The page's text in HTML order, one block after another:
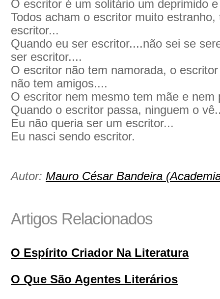
O escritor é um solitário um deprimido
Todos acham o escritor muito
escritor...
Quando eu ser escritor....não sei se
ser escritor....
O escritor não tem namorada, o
não tem amigos....
O escritor nem mesmo tem mãe e nem
Quando o escritor passa, ninguem o
Eu não queria ser um escritor...
Eu nasci sendo escritor.
Autor: Mauro César Bandeira
Artigos Relacionados
O Espírito Criador Na Literatura
O Que São Agentes Literários